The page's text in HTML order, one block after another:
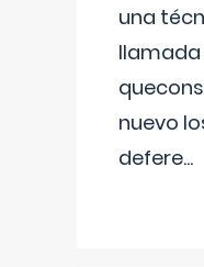
una
nuevo
defere...